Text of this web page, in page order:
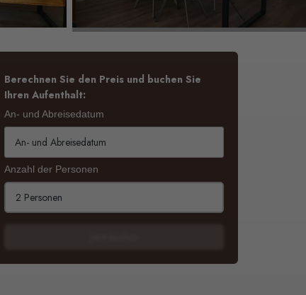
Berechnen Sie den Preis und buchen Sie
Ihren Aufenthalt:
An- und Abreisedatum
Anzahl der Personen
2 Personen